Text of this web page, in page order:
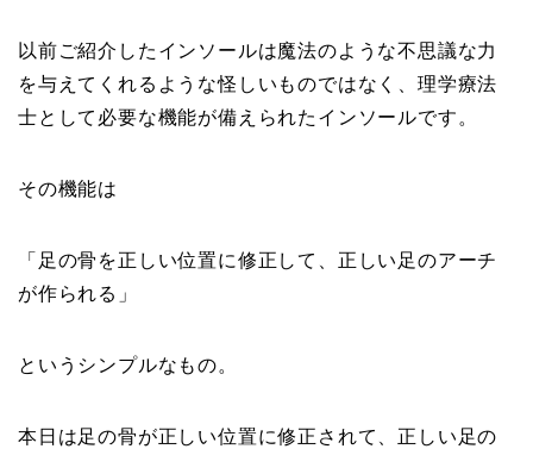
以前ご紹介したインソールは魔法のような不思議な力
を与えてくれるような怪しいものではなく、理学療法
士として必要な機能が備えられたインソールです。
その機能は
「足の骨を正しい位置に修正して、正しい足のアーチ
が作られる」
というシンプルなもの。
本日は足の骨が正しい位置に修正されて、正しい足の